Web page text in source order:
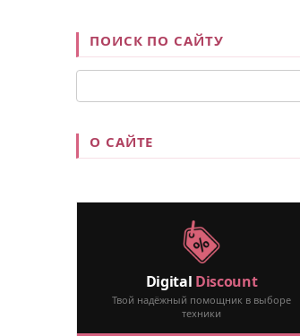
ПОИСК ПО САЙТУ
О САЙТЕ
Digital Discount
Твой надёжный помощник в выборе
техники